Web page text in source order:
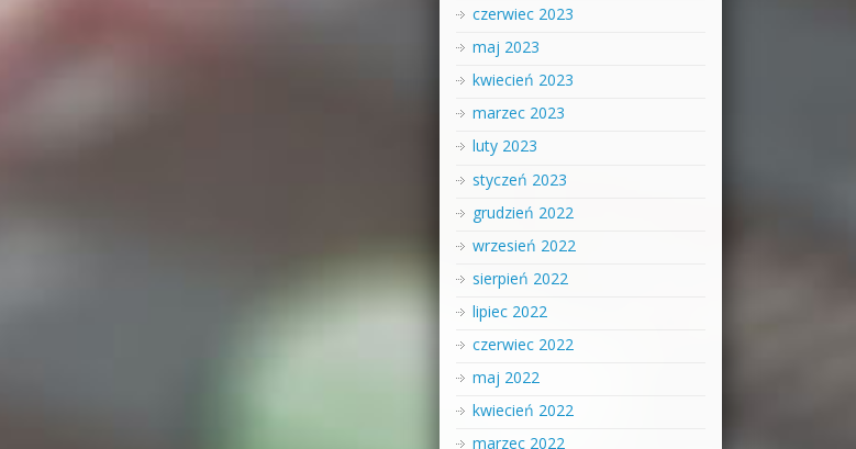
czerwiec 2023
maj 2023
kwiecień 2023
marzec 2023
luty 2023
styczeń 2023
grudzień 2022
wrzesień 2022
sierpień 2022
lipiec 2022
czerwiec 2022
maj 2022
kwiecień 2022
marzec 2022